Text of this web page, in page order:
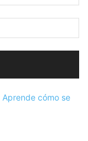
Aprende cómo se